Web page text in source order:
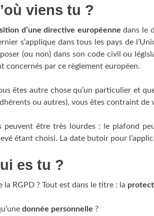
viens tu ?
d’une directive européenne dans le
s’applique dans tous les pays de
(ou non) dans son code civil ou
concernés par ce règlement européen.
êtes autre chose qu’un particulier et
ou autres), vous êtes contraint de
peuvent être très lourdes : le plafond
étant choisi. La date butoir pour
es tu ?
la RGPD ? Tout est dans le titre : la
donnée personnelle ?